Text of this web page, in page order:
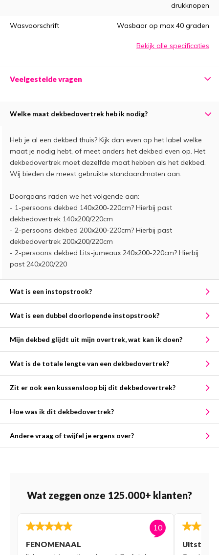
drukknopen
Wasvoorschrift Wasbaar op max 40 graden
Bekijk alle specificaties
Veelgestelde vragen
Welke maat dekbedovertrek heb ik nodig?
Heb je al een dekbed thuis? Kijk dan even op het label welke
maat je nodig hebt, of meet anders het dekbed even op. Het
dekbedovertrek moet dezelfde maat hebben als het dekbed.
Wij bieden de meest gebruikte standaardmaten aan.
Doorgaans raden we het volgende aan:
- 1-persoons dekbed 140x200-220cm? Hierbij past
dekbedovertrek 140x200/220cm
- 2-persoons dekbed 200x200-220cm? Hierbij past
dekbedovertrek 200x200/220cm
- 2-persoons dekbed Lits-jumeaux 240x200-220cm? Hierbij
past 240x200/220
Wat is een instopstrook?
Wat is een dubbel doorlopende instopstrook?
Mijn dekbed glijdt uit mijn overtrek, wat kan ik doen?
Wat is de totale lengte van een dekbedovertrek?
Zit er ook een kussensloop bij dit dekbedovertrek?
Hoe was ik dit dekbedovertrek?
Andere vraag of twijfel je ergens over?
Wat zeggen onze 125.000+ klanten?
10
FENOMENAAL